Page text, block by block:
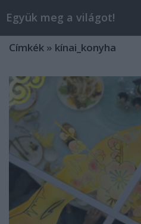
Együk meg a világot!
Címkék » kínai_konyha